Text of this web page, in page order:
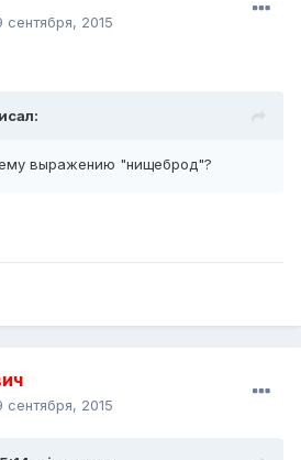
сентября, 2015
выражению "нищеброд"?
сентября, 2015